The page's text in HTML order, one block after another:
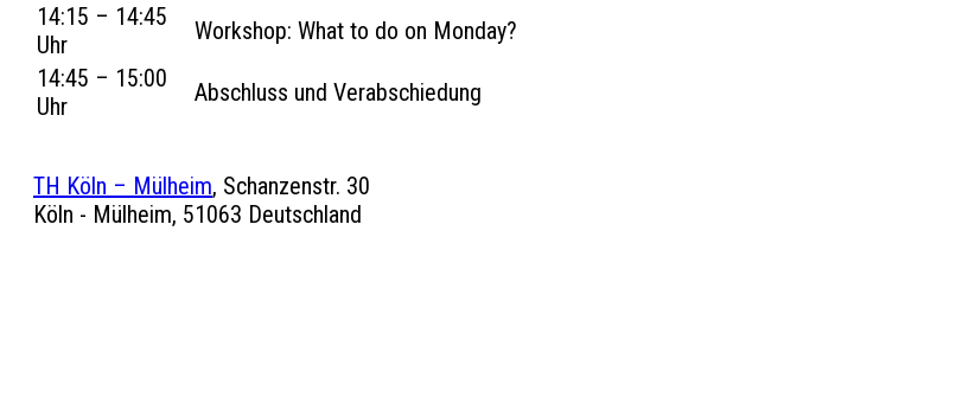
14:15 – 14:45
Uhr
Workshop: What to do on Monday?
14:45 – 15:00
Uhr
Abschluss und Verabschiedung
TH Köln – Mülheim, Schanzenstr. 30
Köln - Mülheim, 51063 Deutschland